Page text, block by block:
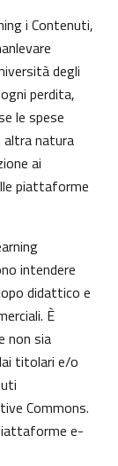
i Contenuti,
degli
perdita,
le spese
altra natura
ai
piattaforme
intendere
didattico e
È
non sia
titolari e/o
Commons.
e-